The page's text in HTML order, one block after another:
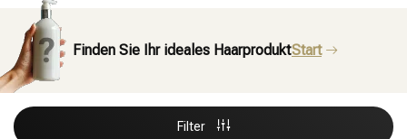
Finden Sie Ihr ideales HaarproduktStart
Filter